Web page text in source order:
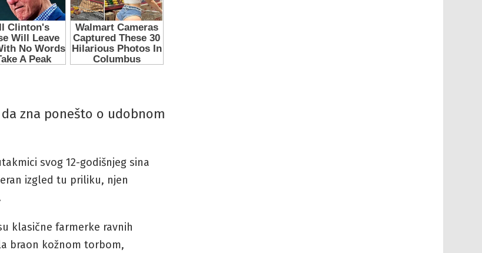
zna ponešto o udobnom
svog 12-godišnjeg sina
izgled tu priliku, njen
klasične farmerke ravnih
braon kožnom torbom,